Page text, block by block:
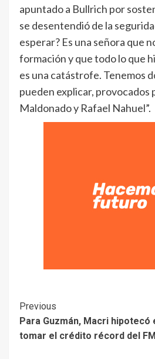
apuntado a Bullrich por
se desentendió de la
esperar? Es una señora que
formación y que todo lo que
es una catástrofe. Tenemos
pueden explicar, provocados
Maldonado y Rafael Nahuel”.
Previous
Para Guzmán, Macri hipotecó
tomar el crédito récord del FMI